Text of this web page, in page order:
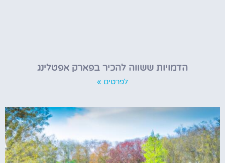
הדמויות ששווה להכיר בפארק אפטלינג
לפרטים »